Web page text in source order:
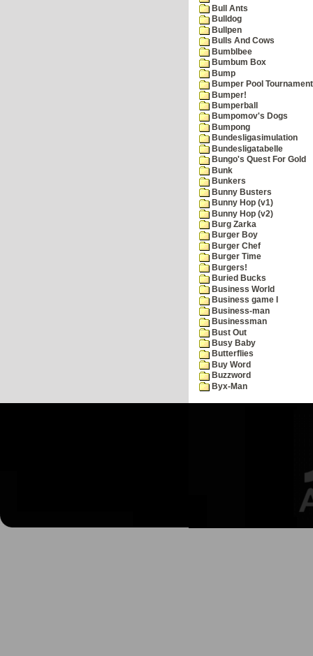
Bull Ants
Bulldog
Bullpen
Bulls And Cows
Bumblbee
Bumbum Box
Bump
Bumper Pool Tournament
Bumper!
Bumperball
Bumpomov's Dogs
Bumpong
Bundesligasimulation
Bundesligatabelle
Bungo's Quest For Gold
Bunk
Bunkers
Bunny Busters
Bunny Hop (v1)
Bunny Hop (v2)
Burg Zarka
Burger Boy
Burger Chef
Burger Time
Burgers!
Buried Bucks
Business World
Business game I
Business-man
Businessman
Bust Out
Busy Baby
Butterflies
Buy Word
Buzzword
Byx-Man